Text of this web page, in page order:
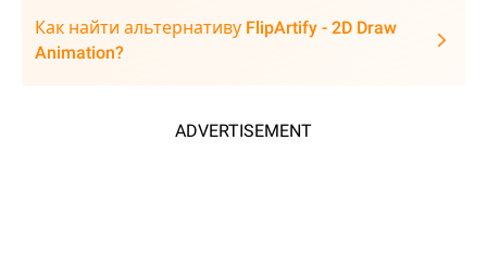
Как найти альтернативу FlipArtify - 2D Draw
Animation?
ADVERTISEMENT